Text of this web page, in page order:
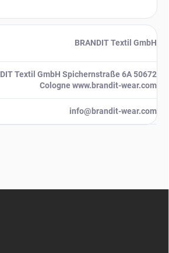
BRANDIT Textil GmbH
Textil GmbH Spichernstraße 6A 50672
Cologne www.brandit-wear.com
info@brandit-wear.com